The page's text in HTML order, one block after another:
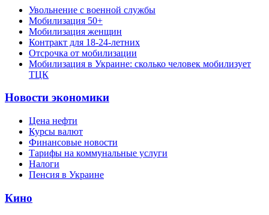
Увольнение с военной службы
Мобилизация 50+
Мобилизация женщин
Контракт для 18-24-летних
Отсрочка от мобилизации
Мобилизация в Украине: сколько человек мобилизует
ТЦК
Новости экономики
Цена нефти
Курсы валют
Финансовые новости
Тарифы на коммунальные услуги
Налоги
Пенсия в Украине
Кино